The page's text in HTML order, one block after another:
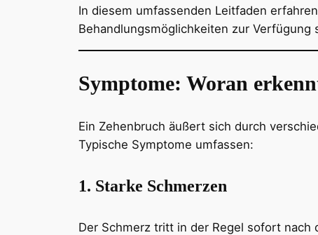
In diesem umfassenden Leitfaden
Behandlungsmöglichkeiten zur
Symptome: Woran
Ein Zehenbruch äußert sich durch
Typische Symptome umfassen:
1. Starke Schmerzen
Der Schmerz tritt in der Regel sofort